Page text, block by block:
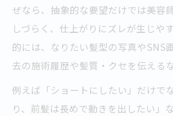
ぜなら、抽象的な要望だけでは美容
しづらく、仕上がりにズレが生じや
的には、なりたい髪型の写真やSNS
去の施術履歴や髪質・クセを伝える
例えば「ショートにしたい」だけで
り、前髪は長めで動きを出したい」